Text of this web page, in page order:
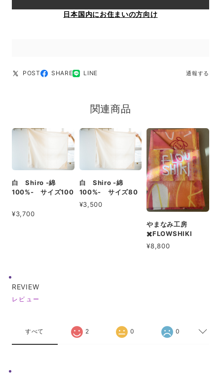
日本国内にお住まいの方向け
POST SHARE LINE 通報する
関連商品
白 Shiro -綿
100%- サイズ100
¥3,700
白 Shiro -綿
100%- サイズ80
¥3,500
やまなみ工房
✖️FLOWSHIKI
¥8,800
REVIEW
レビュー
すべて 2 0 0